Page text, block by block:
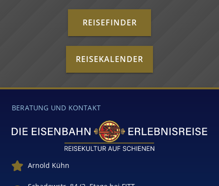
REISEFINDER
REISEKALENDER
BERATUNG UND KONTAKT
Arnold Kühn